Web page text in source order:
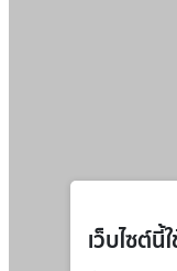
เว็บไซต์นี้